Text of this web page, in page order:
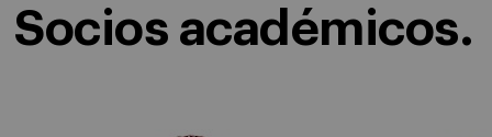
Socios académicos.